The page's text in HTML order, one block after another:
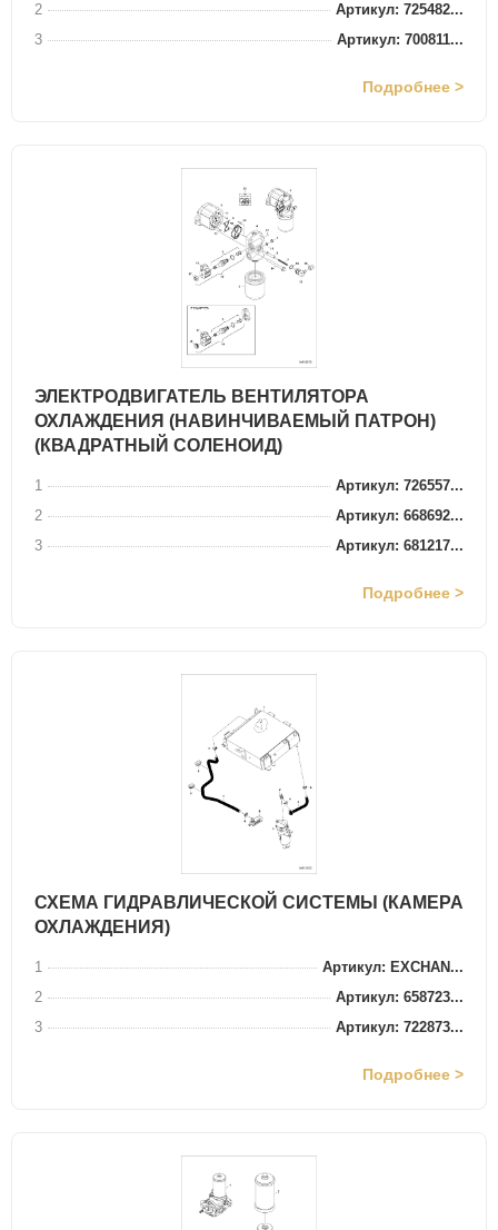
2
Артикул: 725482...
3
Артикул: 700811...
Подробнее >
ЭЛЕКТРОДВИГАТЕЛЬ ВЕНТИЛЯТОРА
ОХЛАЖДЕНИЯ (НАВИНЧИВАЕМЫЙ ПАТРОН)
(КВАДРАТНЫЙ СОЛЕНОИД)
1
Артикул: 726557...
2
Артикул: 668692...
3
Артикул: 681217...
Подробнее >
СХЕМА ГИДРАВЛИЧЕСКОЙ СИСТЕМЫ (КАМЕРА
ОХЛАЖДЕНИЯ)
1
Артикул: EXCHAN...
2
Артикул: 658723...
3
Артикул: 722873...
Подробнее >